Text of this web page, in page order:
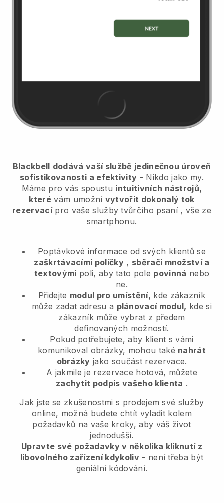
Blackbell dodává vaší službě jedinečnou úroveň
sofistikovanosti a efektivity - Nikdo jako my.
Máme pro vás spoustu intuitivních nástrojů,
které vám umožní vytvořit dokonalý tok
rezervací pro vaše služby tvůrčího psaní, vše ze
smartphonu.
Poptávkové informace od svých klientů se
zaškrtávacími políčky , sběrači množství a
textovými poli, aby tato pole povinná nebo
ne.
Přidejte modul pro umístění, kde zákazník
může zadat adresu a plánovací modul, kde si
zákazník může vybrat z předem
definovaných možností.
Pokud potřebujete, aby klient s vámi
komunikoval obrázky, mohou také nahrát
obrázky jako součást rezervace.
A jakmile je rezervace hotová, můžete
zachytit podpis vašeho klienta .
Jak jste se zkušenostmi s prodejem své služby
online, možná budete chtít vyladit kolem
požadavků na vaše kroky, aby váš život
jednodušší.
Upravte své požadavky v několika kliknutí z
libovolného zařízení kdykoliv- není třeba být
geniální kódování.